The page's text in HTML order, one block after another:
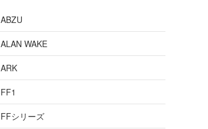
ABZU
ALAN WAKE
ARK
FF1
FFシリーズ